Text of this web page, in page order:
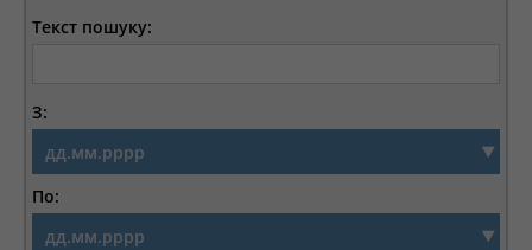
Текст пошуку:
З:
По: